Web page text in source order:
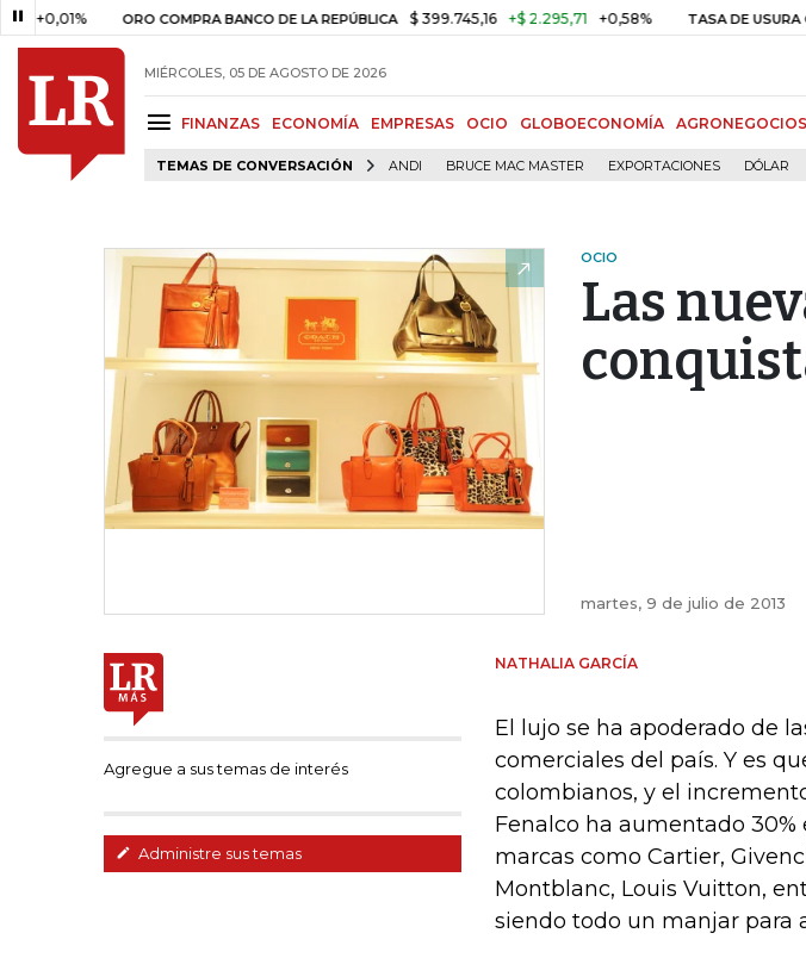
ORO COMPRA BANCO DE LA REPÚBLICA $ 399.745,16 +$ 2.295,71 +0,58% TASA DE USURA
MIÉRCOLES, 05 DE AGOSTO DE 2026
FINANZAS ECONOMÍA EMPRESAS OCIO GLOBOECONOMÍA AGRONEGOCIOS
TEMAS DE CONVERSACIÓN ANDI BRUCE MAC MASTER EXPORTACIONES DÓLAR
OCIO
Las
martes, 9 de julio de 2013
Agregue a sus temas de interés
Administre sus temas
NATHALIA GARCÍA
El lujo se ha apoderado de
comerciales del país. Y es
colombianos, y el
Fenalco ha aumentado
marcas como Cartier,
Montblanc, Louis Vuitton,
siendo todo un manjar para